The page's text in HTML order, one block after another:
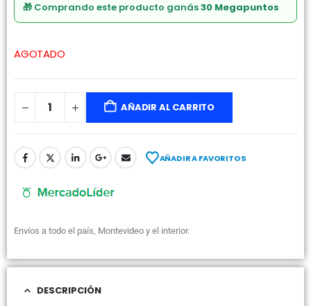
🎁 Comprando este producto ganás30 Megapuntos
AGOTADO
AÑADIR AL CARRITO
AÑADIR A FAVORITOS
Envíos a todo el país, Montevideo y el interior.
DESCRIPCIÓN